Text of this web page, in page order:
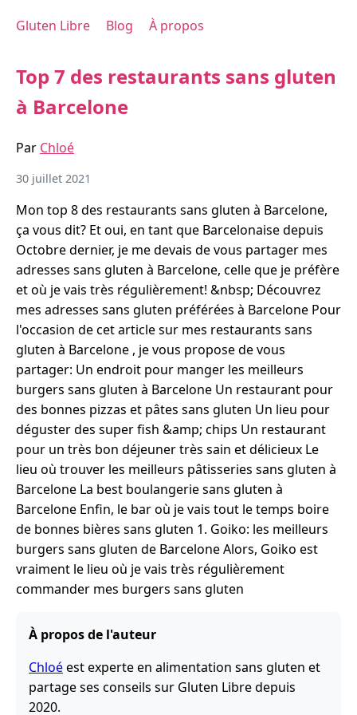
Gluten Libre Blog À propos
Top 7 des restaurants sans gluten
à Barcelone
Par Chloé
30 juillet 2021
Mon top 8 des restaurants sans gluten à Barcelone,
ça vous dit? Et oui, en tant que Barcelonaise depuis
Octobre dernier, je me devais de vous partager mes
adresses sans gluten à Barcelone, celle que je préfère
et où je vais très régulièrement! &nbsp; Découvrez
mes adresses sans gluten préférées à Barcelone Pour
l'occasion de cet article sur mes restaurants sans
gluten à Barcelone , je vous propose de vous
partager: Un endroit pour manger les meilleurs
burgers sans gluten à Barcelone Un restaurant pour
des bonnes pizzas et pâtes sans gluten Un lieu pour
déguster des super fish &amp; chips Un restaurant
pour un très bon déjeuner très sain et délicieux Le
lieu où trouver les meilleurs pâtisseries sans gluten à
Barcelone La best boulangerie sans gluten à
Barcelone Enfin, le bar où je vais tout le temps boire
de bonnes bières sans gluten 1. Goiko: les meilleurs
burgers sans gluten de Barcelone Alors, Goiko est
vraiment le lieu où je vais très régulièrement
commander mes burgers sans gluten
À propos de l'auteur
Chloéest experte en alimentation sans gluten et
partage ses conseils sur Gluten Libre depuis
2020.